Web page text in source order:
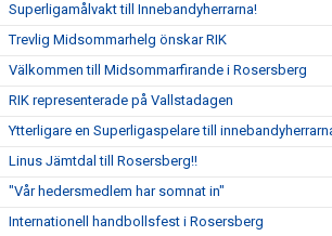
Superligamålvakt till Innebandyherrarna!
Trevlig Midsommarhelg önskar RIK
Välkommen till Midsommarfirande i Rosersberg
RIK representerade på Vallstadagen
Ytterligare en Superligaspelare till
Linus Jämtdal till Rosersberg!!
"Vår hedersmedlem har somnat in"
Internationell handbollsfest i Rosersberg